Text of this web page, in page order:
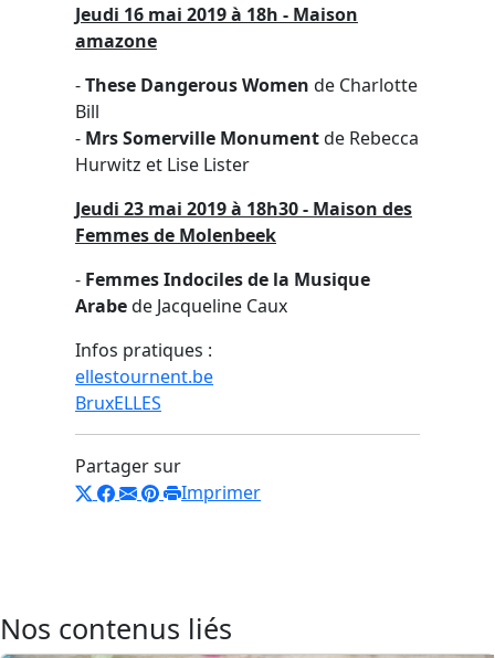
Jeudi 16 mai 2019 à 18h - Maison
amazone
-These Dangerous Women de Charlotte
Bill
- Mrs Somerville Monumentde Rebecca
Hurwitz et Lise Lister
Jeudi 23 mai 2019 à 18h30 - Maison des
Femmes de Molenbeek
- Femmes Indociles de la Musique
Arabede Jacqueline Caux
Infos pratiques :
ellestournent.be
BruxELLES
Partager sur
Imprimer
Nos contenus liés